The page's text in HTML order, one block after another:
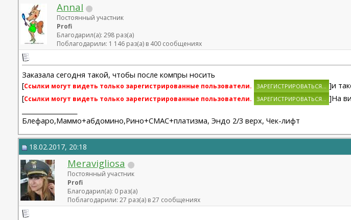
AnnaI
Постоянный участник
Profi
Благодарил(а): 298 раз(а)
Поблагодарили: 1 146 раз(а) в 400 сообщениях
Заказала сегодня такой, чтобы после компры носить
[Ссылки могут видеть только зарегистрированные пользователи.
]и
[Ссылки могут видеть только зарегистрированные пользователи.
]На
Блефаро,Маммо+абдомино,Рино+СМАС+платизма, Эндо 2/3 верх, Чек-лифт
18.02.2017, 20:18
Meravigliosa
Постоянный участник
Profi
Благодарил(а): 0 раз(а)
Поблагодарили: 27 раз(а) в 27 сообщениях